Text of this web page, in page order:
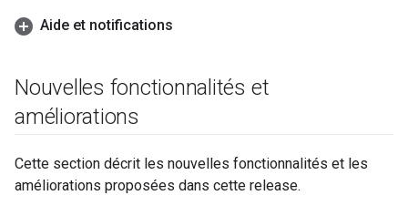
Aide et notifications
Nouvelles fonctionnalités et
améliorations
Cette section décrit les nouvelles fonctionnalités et les
améliorations proposées dans cette release.